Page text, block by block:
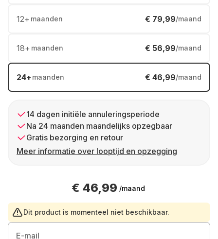
12+ maanden € 79,99/maand
18+ maanden € 56,99/maand
24+ maanden € 46,99/maand
14 dagen initiële annuleringsperiode
Na 24 maanden maandelijks opzegbaar
Gratis bezorging en retour
Meer informatie over looptijd en opzegging
€ 46,99 /maand
Dit product is momenteel niet beschikbaar.
E-mail